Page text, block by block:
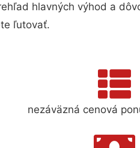
hlavných výhod a
ľutovať.
nezáväzná cenová